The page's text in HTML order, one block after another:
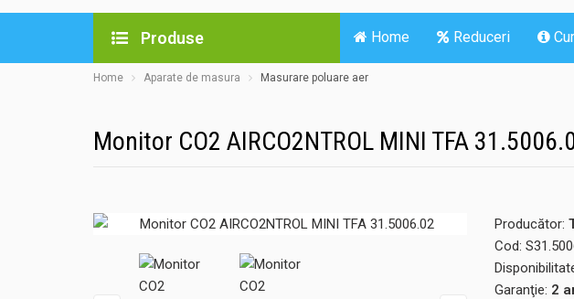
Produse Home Reduceri
Home Aparate de masura Masurare poluare aer
Monitor CO2 AIRCO2NTROL MINI TFA
Producător:
Cod:
Garanţie: 2